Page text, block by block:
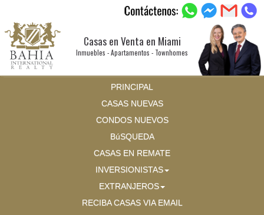
Casas en Venta en Miami
Inmuebles - Apartamentos - Townhomes
PRINCIPAL
CASAS NUEVAS
CONDOS NUEVOS
BúSQUEDA
CASAS EN REMATE
INVERSIONISTAS
EXTRANJEROS
RECIBA CASAS VIA EMAIL